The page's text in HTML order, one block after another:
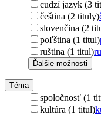
cudzí jazyk (3
čeština (2 tituly)
slovenčina (2
poľština (1 titul)
ruština (1 titul)
Ďalšie možnosti
Téma
spoločnosť (1
kultúra (1 titul)